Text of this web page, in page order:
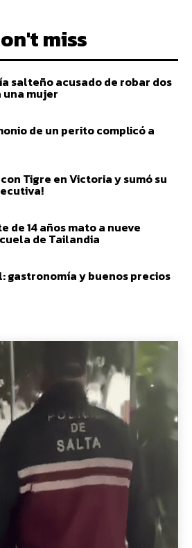
miss
salteño acusado de robar dos
una mujer
de un perito complicó a
Tigre en Victoria y sumó su
de 14 años mato a nueve
de Tailandia
gastronomía y buenos precios